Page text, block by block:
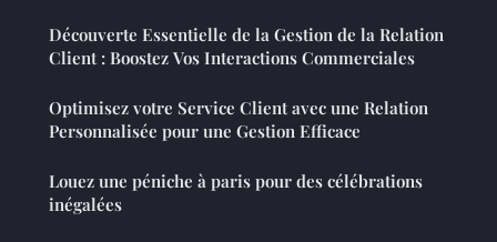
Découverte Essentielle de la Gestion de la Relation
Client : Boostez Vos Interactions Commerciales
Optimisez votre Service Client avec une Relation
Personnalisée pour une Gestion Efficace
Louez une péniche à paris pour des célébrations
inégalées